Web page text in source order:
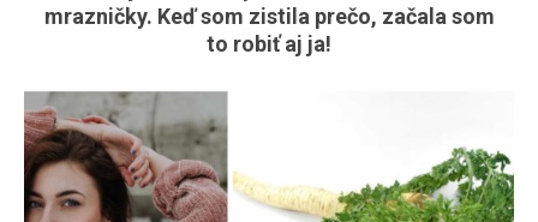
mrazničky. Keď som zistila prečo, začala som
to robiť aj ja!